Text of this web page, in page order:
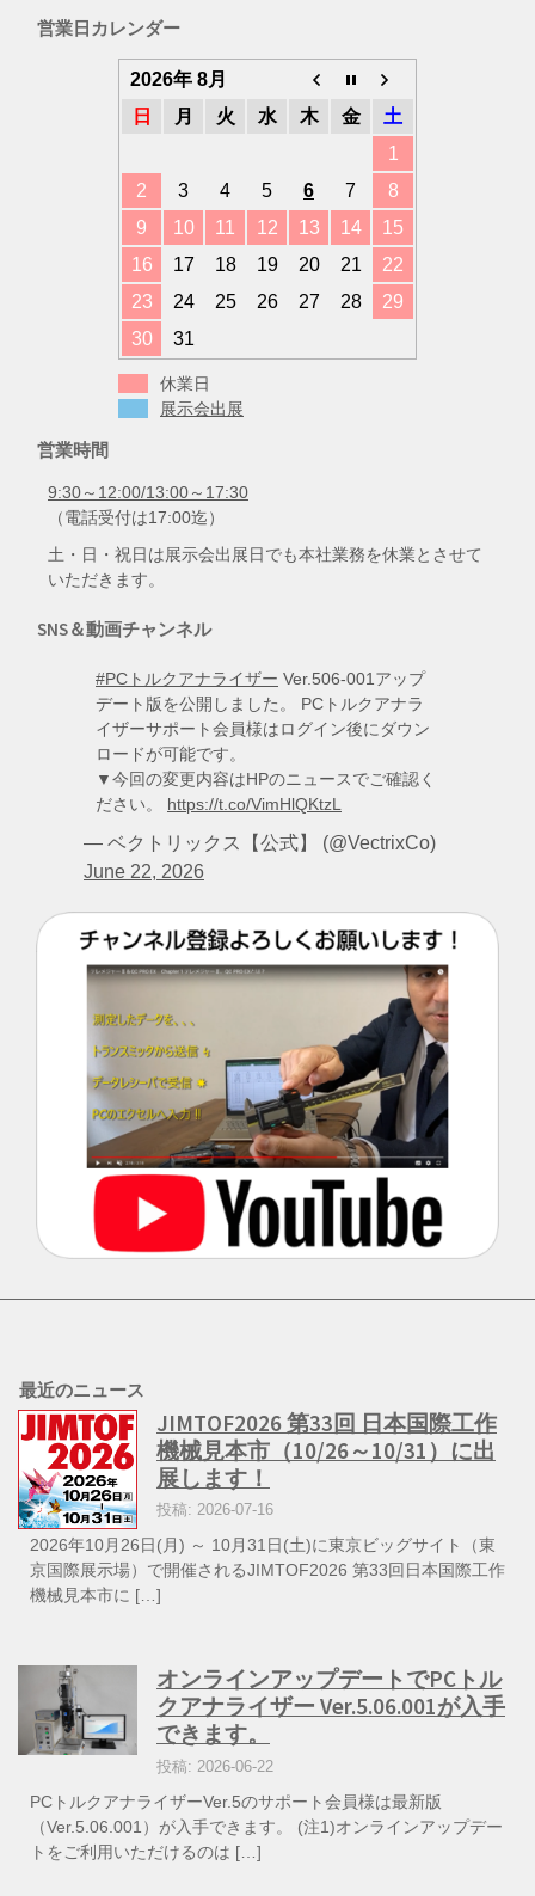
リ
営業日カレンダー
2026年 8月
日
月 火 水 木 金
土
1
2
3 4 5 6 7
8
9
10 11 12 13 14
15
16
17 18 19 20 21
22
23
24 25 26 27 28
29
30
31
休業日
展示会出展
営業時間
9:30～12:00/13:00～17:30
（電話受付は17:00迄）
土・日・祝日は展示会出展日でも本社業務を休業とさせて
いただきます。
SNS＆動画チャンネル
#PCトルクアナライザー Ver.506-001アップ
デート版を公開しました。 PCトルクアナラ
イザーサポート会員様はログイン後にダウン
ロードが可能です。
▼今回の変更内容はHPのニュースでご確認く
ださい。 https://t.co/VimHlQKtzL
— ベクトリックス【公式】 (@VectrixCo)
June 22, 2026
最近のニュース
JIMTOF2026 第33回 日本国際工作
機械見本市（10/26～10/31）に出
展します！
投稿: 2026-07-16
2026年10月26日(月) ～ 10月31日(土)に東京ビッグサイト（東
京国際展示場）で開催されるJIMTOF2026 第33回日本国際工作
機械見本市に […]
オンラインアップデートでPCトル
クアナライザー Ver.5.06.001が入手
できます。
投稿: 2026-06-22
PCトルクアナライザーVer.5のサポート会員様は最新版
（Ver.5.06.001）が入手できます。 (注1)オンラインアップデー
トをご利用いただけるのは […]